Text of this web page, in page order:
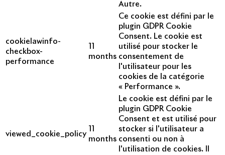
Autre.
cookielawinfo-
checkbox-
performance
months
Ce cookie est défini par le
plugin GDPR Cookie
Consent. Le cookie est
utilisé pour stocker le
consentement de
l'utilisateur pour les
cookies de la catégorie
« Performance ».
viewed_cookie_policy
months
Le cookie est défini par le
plugin GDPR Cookie
Consent et est utilisé pour
stocker si l'utilisateur a
consenti ou non à
l'utilisation de cookies. Il